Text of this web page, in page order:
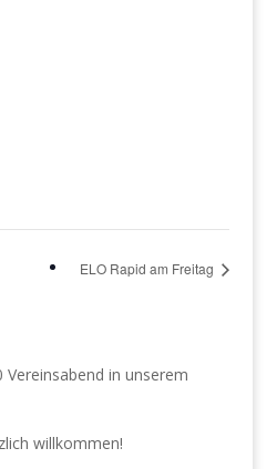
ELO Rapid am Freitag
in unserem
willkommen!